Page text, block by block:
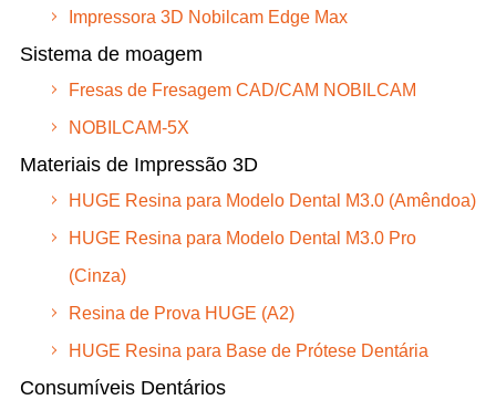
Impressora 3D Nobilcam Edge Max
Sistema de moagem
Fresas de Fresagem CAD/CAM NOBILCAM
NOBILCAM-5X
Materiais de Impressão 3D
HUGE Resina para Modelo Dental M3.0 (Amêndoa)
HUGE Resina para Modelo Dental M3.0 Pro
(Cinza)
Resina de Prova HUGE (A2)
HUGE Resina para Base de Prótese Dentária
Consumíveis Dentários